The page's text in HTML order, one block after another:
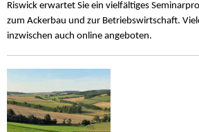
Riswick erwartet Sie ein vielfältiges
zum Ackerbau und zur Betriebswirtschaft.
inzwischen auch online angeboten.